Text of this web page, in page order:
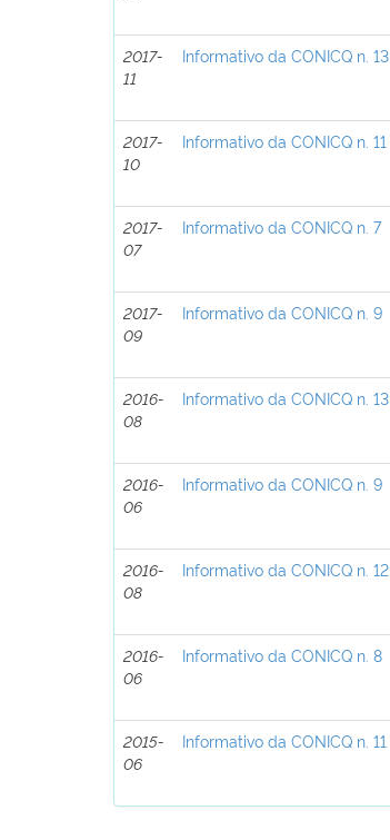
2017-
11
Informativo da CONICQ n. 13
2017-
10
Informativo da CONICQ n. 11
2017-
07
Informativo da CONICQ n. 7
2017-
09
Informativo da CONICQ n. 9
2016-
08
Informativo da CONICQ n. 13
2016-
06
Informativo da CONICQ n. 9
2016-
08
Informativo da CONICQ n. 12
2016-
06
Informativo da CONICQ n. 8
2015-
06
Informativo da CONICQ n. 11